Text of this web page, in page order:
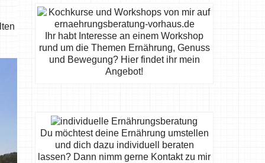
Ihr habt Interesse an einem Workshop
rund um die Themen Ernährung, Genuss
und Bewegung? Hier findet ihr mein
Angebot!
Du möchtest deine Ernährung umstellen
und dich dazu individuell beraten
lassen? Dann nimm gerne Kontakt zu mir